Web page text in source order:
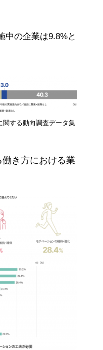
中の企業は9.8%と
関する動向調査データ集
き方における業